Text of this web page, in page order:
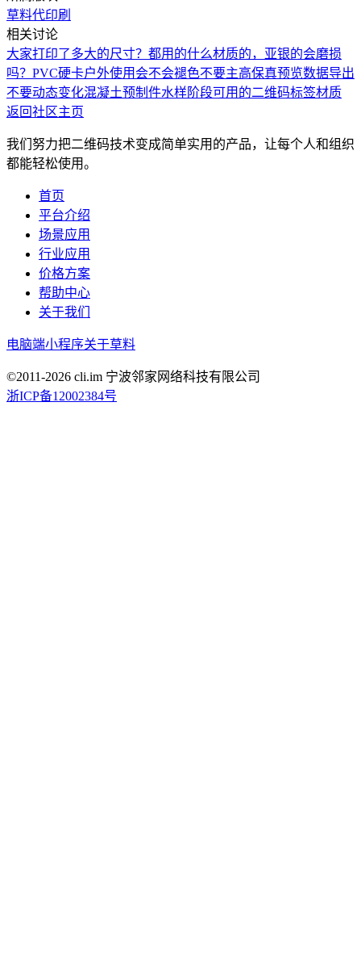
草料代印刷
相关讨论
大家打印了多大的尺寸？都用的什么材质的，亚银的会磨损
吗？ PVC硬卡户外使用会不会褪色不要主高保真预览数据导出
不要动态变化混凝土预制件水样阶段可用的二维码标签材质
返回社区主页
我们努力把二维码技术变成简单实用的产品，让每个人和组织
都能轻松使用。
首页
平台介绍
场景应用
行业应用
价格方案
帮助中心
关于我们
电脑端小程序关于草料
©2011-2026 cli.im 宁波邻家网络科技有限公司
浙ICP备12002384号